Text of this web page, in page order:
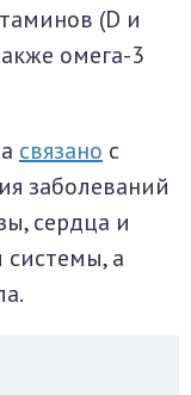
(D и
омега-3
связано с
заболеваний
сердца и
системы, а